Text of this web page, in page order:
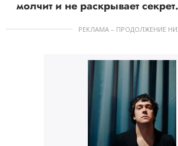
молчит и не раскрывает секрет.
РЕКЛАМА – ПРОДОЛЖЕНИЕ